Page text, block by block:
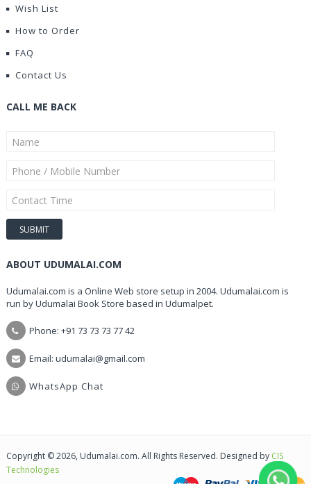
Wish List
How to Order
FAQ
Contact Us
CALL ME BACK
ABOUT UDUMALAI.COM
Udumalai.com is a Online Web store setup in 2004. Udumalai.com is
run by Udumalai Book Store based in Udumalpet.
Phone: +91 73 73 73 77 42
Email: udumalai@gmail.com
WhatsApp Chat
Copyright © 2026, Udumalai.com. All Rights Reserved. Designed by CIS
Technologies